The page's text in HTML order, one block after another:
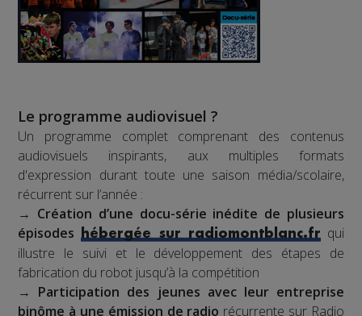
Le programme audiovisuel ?
Un programme complet comprenant des contenus
audiovisuels inspirants, aux multiples formats
d'expression durant toute une saison média/scolaire,
récurrent sur l’année :
→ Création d’une docu-série inédite de plusieurs
épisodes
hébergée sur radiomontblanc.frqui
illustre le suivi et le développement des étapes de
fabrication du robot jusqu’à la compétition
→ Participation des jeunes avec leur entreprise
binôme à une émission de radio récurrente sur Radio